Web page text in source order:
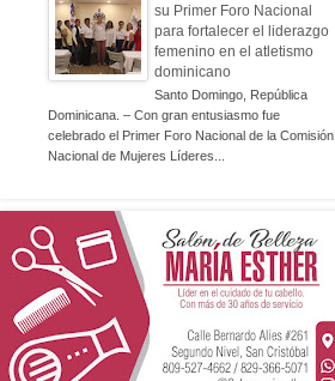
su Primer Foro Nacional
para fortalecer el liderazgo
femenino en el atletismo
dominicano
Santo Domingo, República
Dominicana. – Con gran entusiasmo fue
celebrado el Primer Foro Nacional de la Comisión
Nacional de Mujeres Líderes...